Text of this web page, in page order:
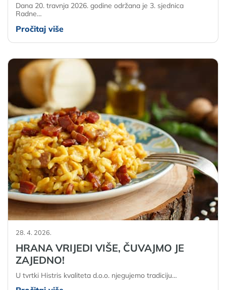
Dana 20. travnja 2026. godine održana je 3. sjednica
Radne…
Pročitaj više
28. 4. 2026.
HRANA VRIJEDI VIŠE, ČUVAJMO JE
ZAJEDNO!
U tvrtki Histris kvaliteta d.o.o. njegujemo tradiciju…